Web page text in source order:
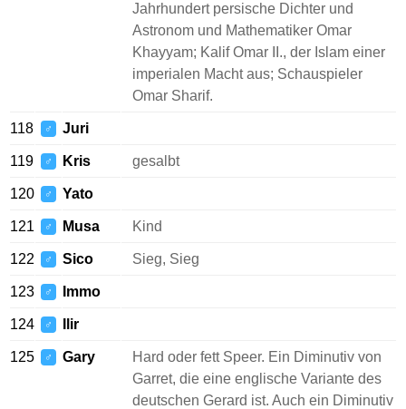
Jahrhundert persische Dichter und
Astronom und Mathematiker Omar
Khayyam; Kalif Omar II., der Islam einer
imperialen Macht aus; Schauspieler
Omar Sharif.
118 ♂ Juri
119 ♂ Kris gesalbt
120 ♂ Yato
121 ♂ Musa Kind
122 ♂ Sico Sieg, Sieg
123 ♂ Immo
124 ♂ Ilir
125 ♂ Gary
Hard oder fett Speer. Ein Diminutiv von
Garret, die eine englische Variante des
deutschen Gerard ist. Auch ein Diminutiv